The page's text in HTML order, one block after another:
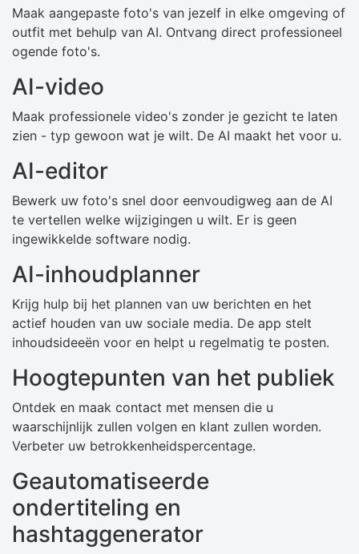
Maak aangepaste foto's van jezelf in elke omgeving of
outfit met behulp van AI. Ontvang direct professioneel
ogende foto's.
AI-video
Maak professionele video's zonder je gezicht te laten
zien - typ gewoon wat je wilt. De AI maakt het voor u.
AI-editor
Bewerk uw foto's snel door eenvoudigweg aan de AI
te vertellen welke wijzigingen u wilt. Er is geen
ingewikkelde software nodig.
AI-inhoudplanner
Krijg hulp bij het plannen van uw berichten en het
actief houden van uw sociale media. De app stelt
inhoudsideeën voor en helpt u regelmatig te posten.
Hoogtepunten van het publiek
Ontdek en maak contact met mensen die u
waarschijnlijk zullen volgen en klant zullen worden.
Verbeter uw betrokkenheidspercentage.
Geautomatiseerde
ondertiteling en
hashtaggenerator